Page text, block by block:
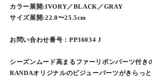
カラー展開:IVORY／BLACK／GRAY
サイズ展開:22.0〜25.5cm
お問い合わせ番号：PP36034 J
シーズンムード高まるファーリボンパーツ付き
RANDAオリジナルのビジューパーツがきらっ